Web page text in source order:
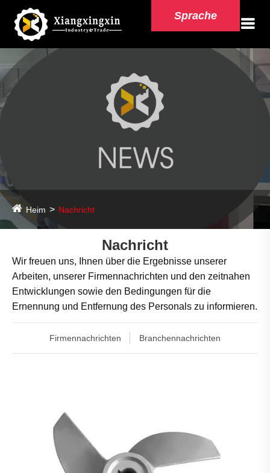
Sprache
Heim Nachricht
Nachricht
Wir freuen uns, Ihnen über die Ergebnisse unserer
Arbeiten, unserer Firmennachrichten und den zeitnahen
Entwicklungen sowie den Bedingungen für die
Ernennung und Entfernung des Personals zu informieren.
Firmennachrichten Branchennachrichten